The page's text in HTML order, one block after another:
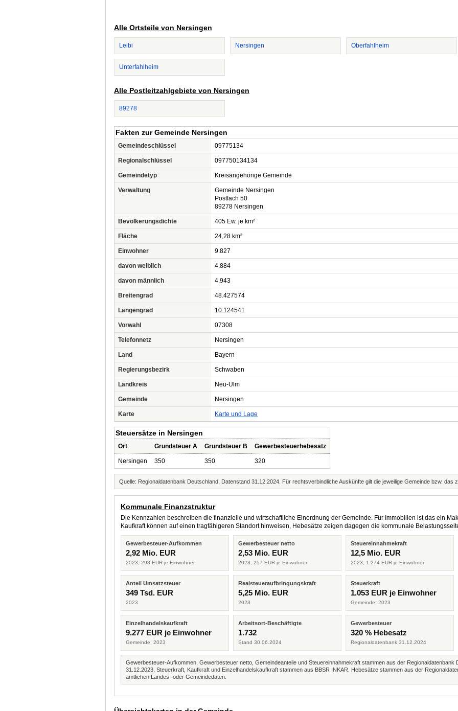
Alle Ortsteile von Nersingen
Leibi Nersingen Oberfahlheim
Unterfahlheim
Alle Postleitzahlgebiete von Nersingen
89278
Fakten zur Gemeinde Nersingen
Gemeindeschlüssel 09775134
Regionalschlüssel 097750134134
Gemeindetyp Kreisangehörige Gemeinde
Verwaltung
Gemeinde Nersingen
Postfach 50
89278 Nersingen
Bevölkerungsdichte 405 Ew. je km²
Fläche 24,28 km²
Einwohner 9.827
davon weiblich 4.884
davon männlich 4.943
Breitengrad 48.427574
Längengrad 10.124541
Vorwahl 07308
Telefonnetz Nersingen
Land Bayern
Regierungsbezirk Schwaben
Landkreis Neu-Ulm
Gemeinde Nersingen
Karte Karte und Lage
Steuersätze in Nersingen
Ort Grundsteuer A Grundsteuer B Gewerbesteuerhebesatz
Nersingen 350 350 320
Quelle: Regionaldatenbank Deutschland, Datenstand 31.12.2024. Für rechtsverbindliche Auskünfte gilt die jeweilige Gemeinde bzw. das
Kommunale Finanzstruktur
Die Kennzahlen beschreiben die finanzielle und wirtschaftliche Einordnung der Gemeinde. Für Immobilien ist das ein
Kaufkraft können auf einen tragfähigeren Standort hinweisen, Hebesätze zeigen dagegen die kommunale
Gewerbesteuer-Aufkommen
2,92 Mio. EUR
2023, 298 EUR je Einwohner
Gewerbesteuer netto
2,53 Mio. EUR
2023, 257 EUR je Einwohner
Steuereinnahmekraft
12,5 Mio. EUR
2023, 1.274 EUR je Einwohner
Anteil Umsatzsteuer
349 Tsd. EUR
2023
Realsteueraufbringungskraft
5,25 Mio. EUR
2023
Steuerkraft
1.053 EUR je Einwohner
Gemeinde, 2023
Einzelhandelskaufkraft
9.277 EUR je Einwohner
Gemeinde, 2023
Arbeitsort-Beschäftigte
1.732
Stand 30.06.2024
Gewerbesteuer
320 % Hebesatz
Regionaldatenbank 31.12.2024
Gewerbesteuer-Aufkommen, Gewerbesteuer netto, Gemeindeanteile und Steuereinnahmekraft stammen aus der
31.12.2023. Steuerkraft, Kaufkraft und Einzelhandelskaufkraft stammen aus BBSR INKAR. Hebesätze stammen aus der
amtlichen Landes- oder Gemeindedaten.